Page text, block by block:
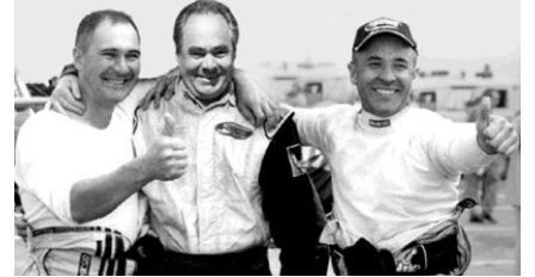
СЕВЕР.РЕАЛИИ
СИБИРЬ.РЕАЛИИ
РАСПИСАНИЕ ВЕЩАНИЯ
ПОДПИШИТЕСЬ НА РАССЫЛКУ
СОЦИАЛЬНЫЕ СЕТИ